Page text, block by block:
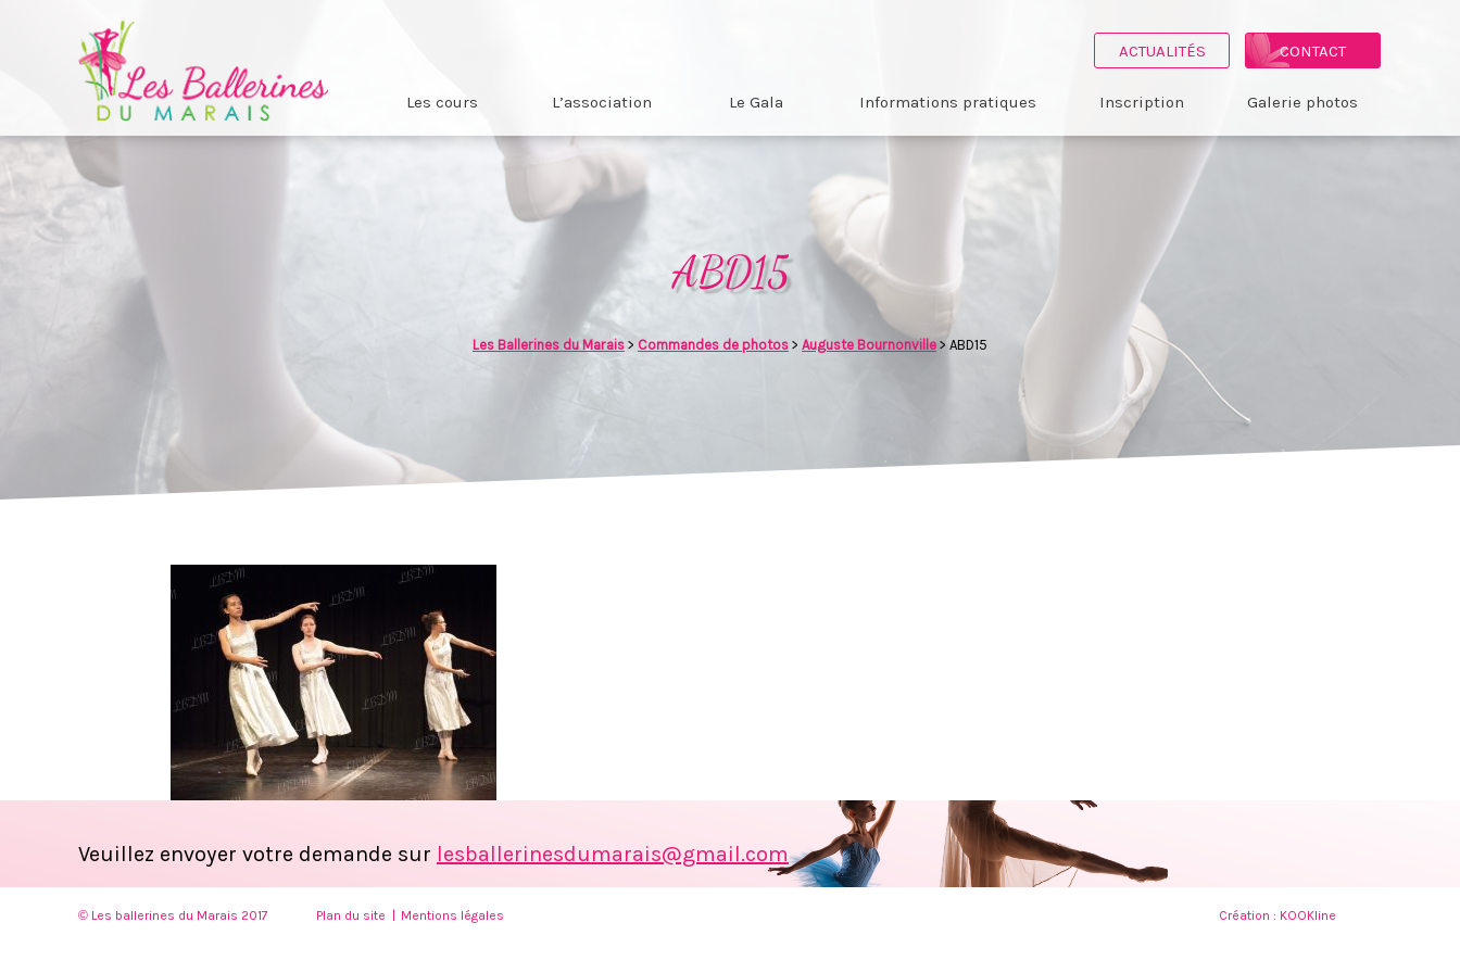
ACTUALITÉS CONTACT
Les cours L’association Le Gala Informations pratiques Inscription Galerie photos
ABD15
Les Ballerines du Marais > Commandes de photos > Auguste Bournonville > ABD15
Veuillez envoyer votre demande sur lesballerinesdumarais@gmail.com
© Les ballerines du Marais 2017 Plan du site Mentions légales Création : KOOKline